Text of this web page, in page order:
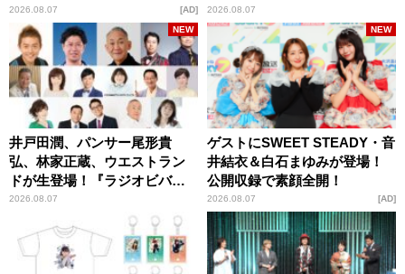
2026.08.07 AD
パンプスが合格祈願！
2026.08.07
井戸田潤、パンサー尾形貴
弘、林家正蔵、ウエストラン
ドが生登場！『ラジオビバリ
ー昼ズ』
2026.08.07
NEW
ゲストにSWEET STEADY・音
井結衣＆白石まゆみが登場！
公開収録で素顔全開！
2026.08.07
NEW
AD